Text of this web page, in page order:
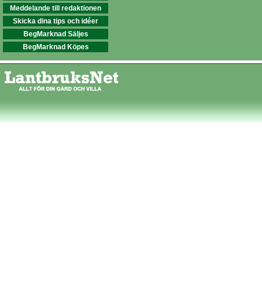
Meddelande till redaktionen
Skicka dina tips och idéer
BegMarknad Säljes
BegMarknad Köpes